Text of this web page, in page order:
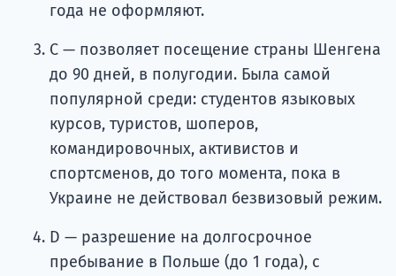
года не оформляют.
С — позволяет посещение страны Шенгена
до 90 дней, в полугодии. Была самой
популярной среди: студентов языковых
курсов, туристов, шоперов,
командировочных, активистов и
спортсменов, до того момента, пока в
Украине не действовал безвизовый режим.
D — разрешение на долгосрочное
пребывание в Польше (до 1 года), с